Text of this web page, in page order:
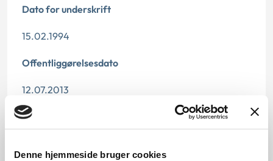
Denne hjemmeside bruger cookies
Dato for underskrift
15.02.1994
Offentliggørelsesdato
12.07.2013
Paragraf